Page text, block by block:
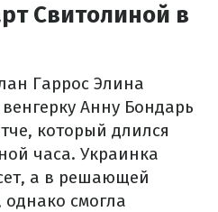
Свитолиной в
Гаррос Элина
Анну Бондарь
который длился
часа. Украинка
а в решающей
однако смогла